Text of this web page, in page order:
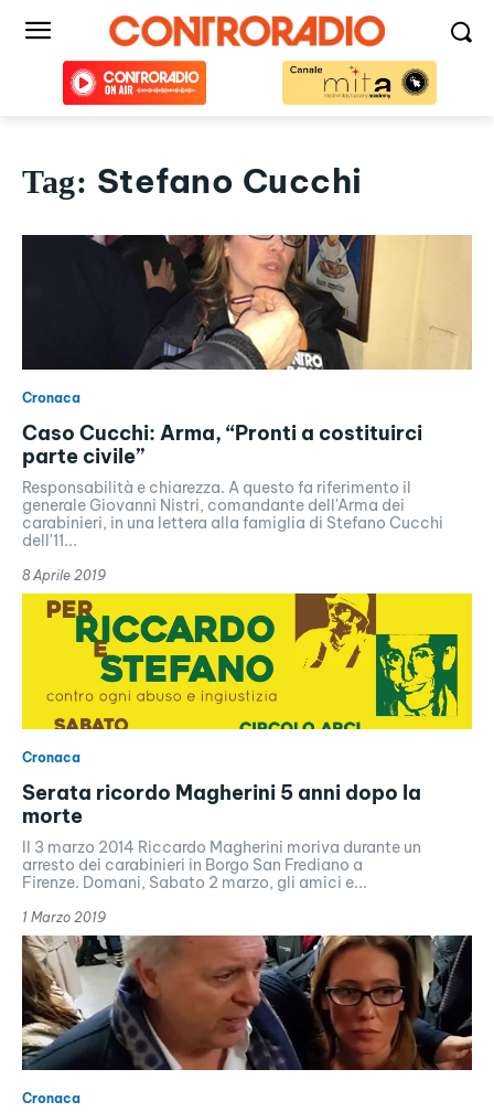
Tag: Stefano Cucchi
Cronaca
Caso Cucchi: Arma, “Pronti a costituirci
parte civile”
Responsabilità e chiarezza. A questo fa riferimento il
generale Giovanni Nistri, comandante dell'Arma dei
carabinieri, in una lettera alla famiglia di Stefano Cucchi
dell'11...
8 Aprile 2019
Cronaca
Serata ricordo Magherini 5 anni dopo la
morte
Il 3 marzo 2014 Riccardo Magherini moriva durante un
arresto dei carabinieri in Borgo San Frediano a
Firenze. Domani, Sabato 2 marzo, gli amici e...
1 Marzo 2019
Cronaca